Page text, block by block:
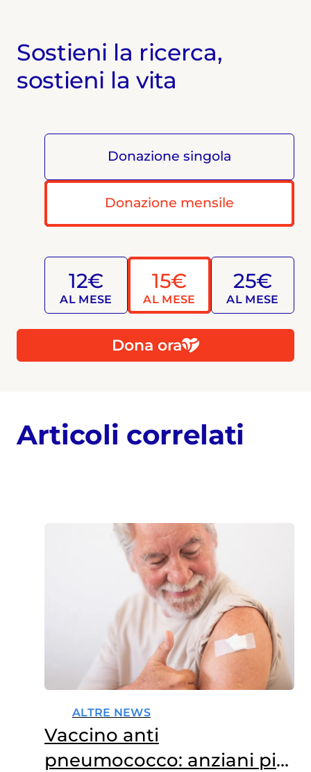
Sostieni la ricerca,
sostieni la vita
Donazione singola
Donazione mensile
12€
AL MESE
15€
AL MESE
25€
AL MESE
Dona ora
Articoli correlati
ALTRE NEWS
Vaccino anti
pneumococco: anziani più